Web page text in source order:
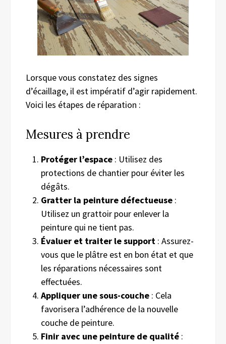
Lorsque vous constatez des signes
d’écaillage, il est impératif d’agir rapidement.
Voici les étapes de réparation :
Mesures à prendre
Protéger l’espace : Utilisez des
protections de chantier pour éviter les
dégâts.
Gratter la peinture défectueuse :
Utilisez un grattoir pour enlever la
peinture qui ne tient pas.
Évaluer et traiter le support : Assurez-
vous que le plâtre est en bon état et que
les réparations nécessaires sont
effectuées.
Appliquer une sous-couche : Cela
favorisera l’adhérence de la nouvelle
couche de peinture.
Finir avec une peinture de qualité :